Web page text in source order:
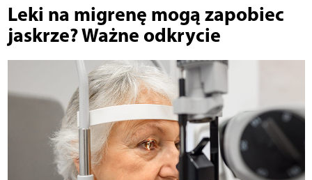
Leki na migrenę mogą zapobiec
jaskrze? Ważne odkrycie